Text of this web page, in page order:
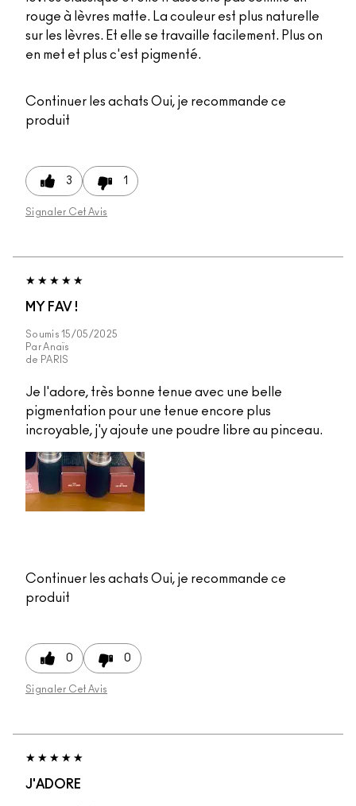
rouge à lèvres matte. La couleur est plus naturelle
sur les lèvres. Et elle se travaille facilement. Plus on
en met et plus c'est pigmenté.
Continuer les achats Oui, je recommande ce
produit
3 1
Signaler Cet Avis
MY FAV !
Soumis15/05/2025
ParAnaïs
de PARIS
Je l'adore, très bonne tenue avec une belle
pigmentation pour une tenue encore plus
incroyable, j'y ajoute une poudre libre au pinceau.
Continuer les achats Oui, je recommande ce
produit
0 0
Signaler Cet Avis
J'ADORE